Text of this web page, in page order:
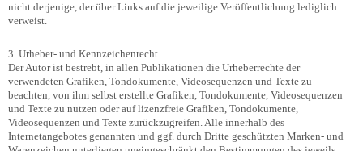
nicht derjenige, der über Links auf die jeweilige Veröffentlichung lediglich
verweist.
3. Urheber- und Kennzeichenrecht
Der Autor ist bestrebt, in allen Publikationen die Urheberrechte der
verwendeten Grafiken, Tondokumente, Videosequenzen und Texte zu
beachten, von ihm selbst erstellte Grafiken, Tondokumente, Videosequenzen
und Texte zu nutzen oder auf lizenzfreie Grafiken, Tondokumente,
Videosequenzen und Texte zurückzugreifen. Alle innerhalb des
Internetangebotes genannten und ggf. durch Dritte geschützten Marken- und